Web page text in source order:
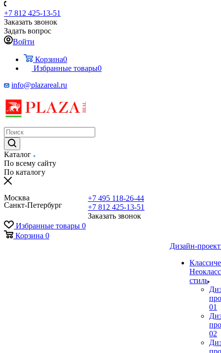
+7 812 425-13-51
Заказать звонок
Задать вопрос
Войти
Корзина0
Избранные товары0
info@plazareal.ru
Каталог
По всему сайту
По каталогу
Москва
Санкт-Петербург
+7 495 118-26-44
+7 812 425-13-51
Заказать звонок
Избранные товары 0
Корзина 0
Дизайн-
стиль
01
02